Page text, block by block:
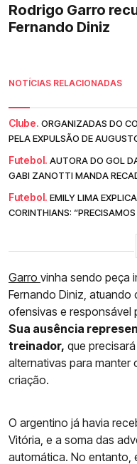
Rodrigo Garro
Fernando Diniz
NOTÍCIAS RELACIONADAS
Clube. ORGANIZADAS DO
PELA EXPULSÃO DE
Futebol. AUTORA DO GOL
GABI ZANOTTI MANDA
Futebol. EMILY LIMA
CORINTHIANS: “PRECISAMOS
Garro vinha sendo peça
Fernando Diniz,
ofensivas e responsável
Sua ausência
treinador, que
alternativas para manter
criação.
O argentino já havia
Vitória, e a soma das
automática. No entanto,